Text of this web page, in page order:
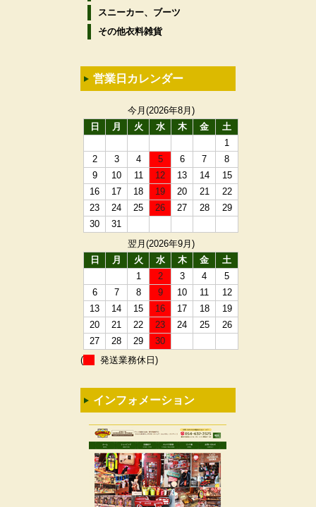
スニーカー、ブーツ
その他衣料雑貨
営業日カレンダー
今月(2026年8月)
日
月 火 水 木 金
土
1
2
3 4 5 6 7
8
9
10 11 12 13 14
15
16
17 18 19 20 21
22
23
24 25 26 27 28
29
30
31
翌月(2026年9月)
日
月 火 水 木 金
土
1
2 3 4
5
6
7 8 9 10 11
12
13
14 15 16 17 18
19
20
21 22 23 24 25
26
27
28 29
30
(
発送業務休日)
インフォメーション